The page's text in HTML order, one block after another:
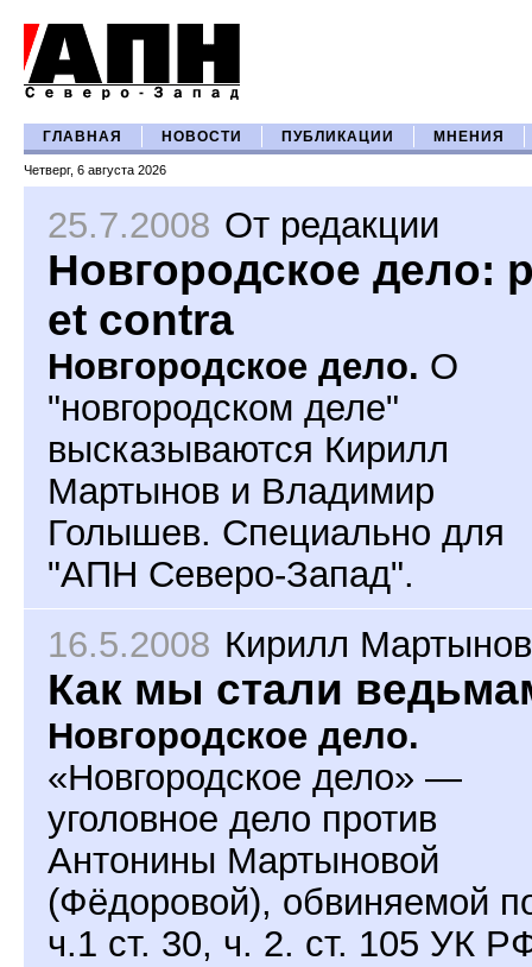
ГЛАВНАЯ НОВОСТИ ПУБЛИКАЦИИ МНЕНИЯ
Четверг, 6 августа 2026
25.7.2008 От редакции
Новгородское дело:
et contra
Новгородское дело. О
"новгородском деле"
высказываются Кирилл
Мартынов и Владимир
Голышев. Специально для
"АПН Северо-Запад".
16.5.2008 Кирилл Мартынов
Как мы стали
Новгородское дело.
«Новгородское дело» —
уголовное дело против
Антонины Мартыновой
(Фёдоровой), обвиняемой
ч.1 ст. 30, ч. 2. ст. 105 УК